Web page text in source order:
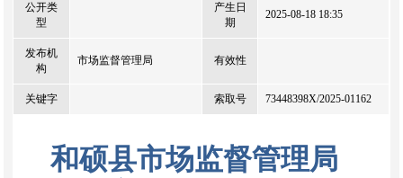
公开类
型
产生日
期
2025-08-18 18:35
发布机
构
市场监督管理局 有效性
关键字 索取号 73448398X/2025-01162
和硕县市场监督管理局